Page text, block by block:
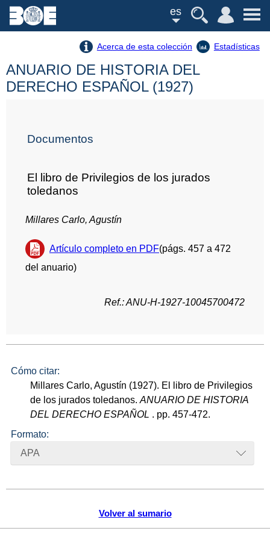
es
Acerca de esta colección Estadísticas
Volver al sumario
ANUARIO DE HISTORIA DEL
DERECHO ESPAÑOL (1927)
Documentos
El libro de Privilegios de los jurados
toledanos
Millares Carlo, Agustín
Artículo completo en PDF(págs. 457 a 472
del anuario)
Ref.: ANU-H-1927-10045700472
Cómo citar:
Millares Carlo, Agustín (1927). El libro de Privilegios
de los jurados toledanos.ANUARIO DE HISTORIA
DEL DERECHO ESPAÑOL . pp. 457-472.
Formato:
APA